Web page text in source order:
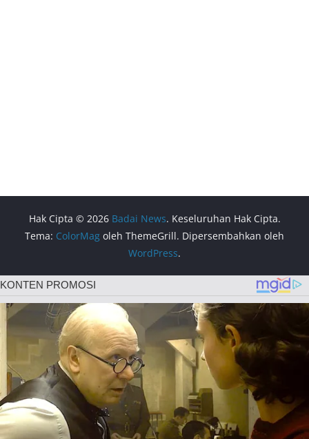
Hak Cipta © 2026 Badai News. Keseluruhan Hak Cipta.
Tema: ColorMag oleh ThemeGrill. Dipersembahkan oleh
WordPress.